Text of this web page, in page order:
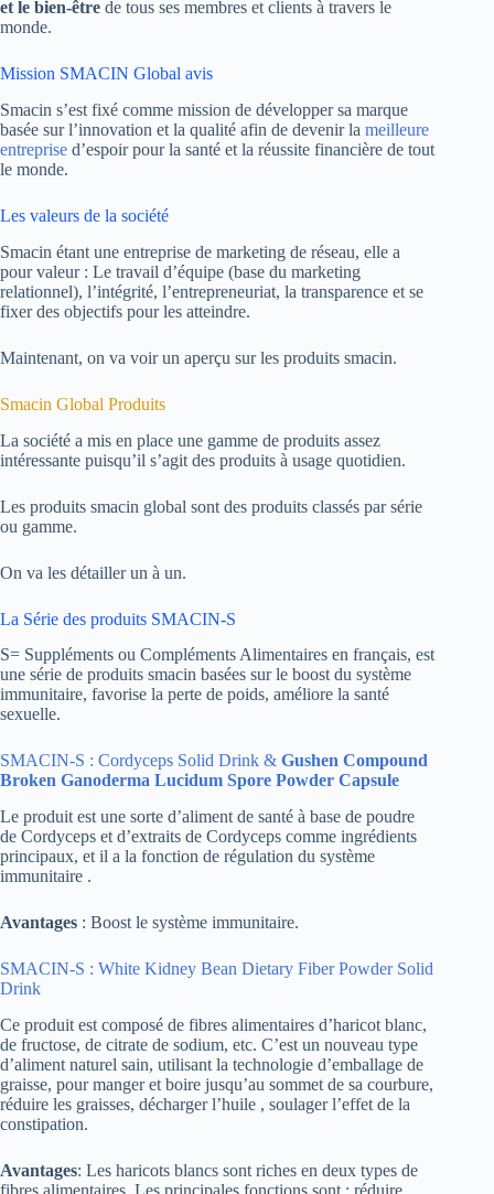
et le bien-être de tous ses membres et clients à travers le
monde.
Mission SMACIN Global avis
Smacin s’est fixé comme mission de développer sa marque
basée sur l’innovation et la qualité afin de devenir la meilleure
entreprise d’espoir pour la santé et la réussite financière de tout
le monde.
Les valeurs de la société
Smacin étant une entreprise de marketing de réseau, elle a
pour valeur : Le travail d’équipe (base du marketing
relationnel), l’intégrité, l’entrepreneuriat, la transparence et se
fixer des objectifs pour les atteindre.
Maintenant, on va voir un aperçu sur les produits smacin.
Smacin Global Produits
La société a mis en place une gamme de produits assez
intéressante puisqu’il s’agit des produits à usage quotidien.
Les produits smacin global sont des produits classés par série
ou gamme.
On va les détailler un à un.
La Série des produits SMACIN-S
S= Suppléments ou Compléments Alimentaires en français, est
une série de produits smacin basées sur le boost du système
immunitaire, favorise la perte de poids, améliore la santé
sexuelle.
SMACIN-S : Cordyceps Solid Drink & Gushen Compound
Broken Ganoderma Lucidum Spore Powder Capsule
Le produit est une sorte d’aliment de santé à base de poudre
de Cordyceps et d’extraits de Cordyceps comme ingrédients
principaux, et il a la fonction de régulation du système
immunitaire .
Avantages : Boost le système immunitaire.
SMACIN-S : White Kidney Bean Dietary Fiber Powder Solid
Drink
Ce produit est composé de fibres alimentaires d’haricot blanc,
de fructose, de citrate de sodium, etc. C’est un nouveau type
d’aliment naturel sain, utilisant la technologie d’emballage de
graisse, pour manger et boire jusqu’au sommet de sa courbure,
réduire les graisses, décharger l’huile , soulager l’effet de la
constipation.
Avantages: Les haricots blancs sont riches en deux types de
fibres alimentaires. Les principales fonctions sont : réduire